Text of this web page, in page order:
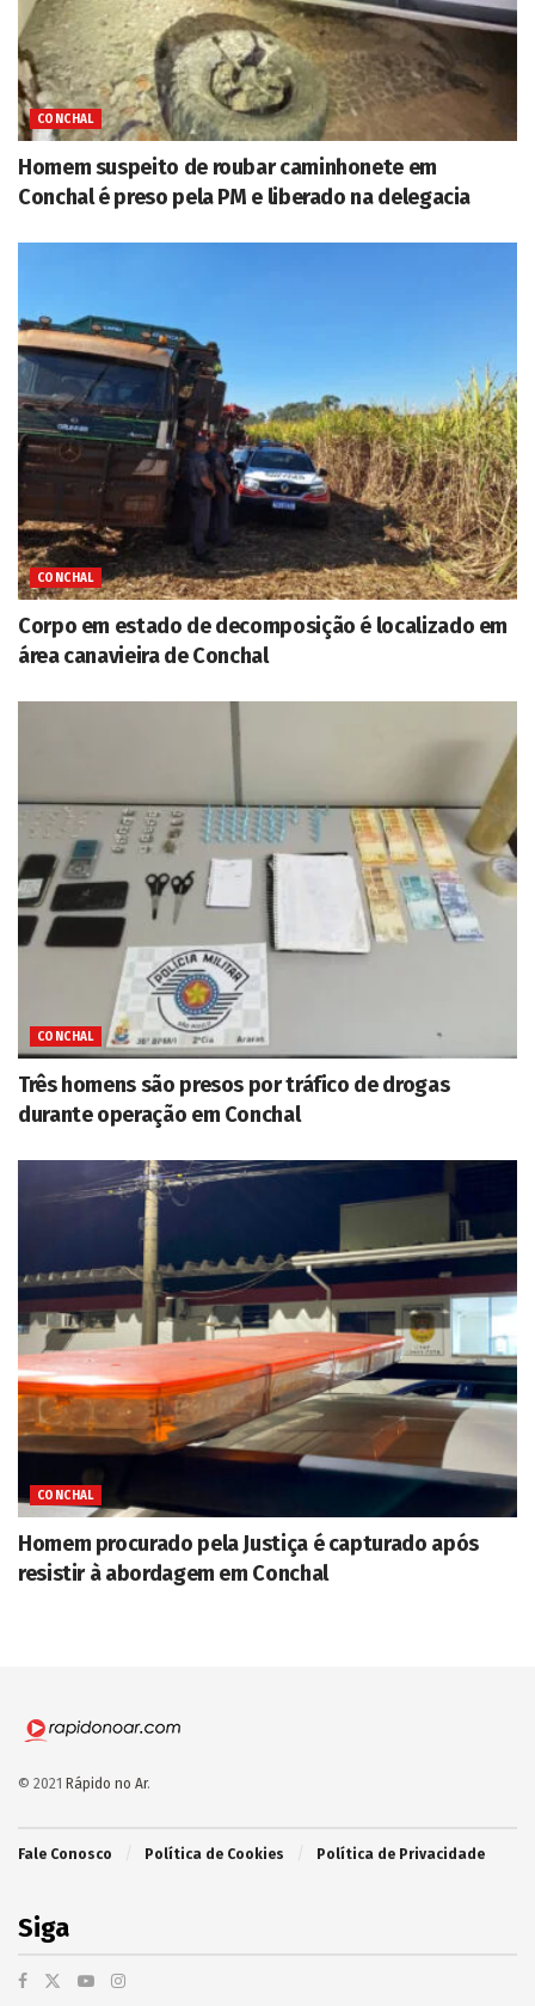
CONCHAL
Homem suspeito de roubar caminhonete em
Conchal é preso pela PM e liberado na delegacia
CONCHAL
Corpo em estado de decomposição é localizado em
área canavieira de Conchal
CONCHAL
Três homens são presos por tráfico de drogas
durante operação em Conchal
CONCHAL
Homem procurado pela Justiça é capturado após
resistir à abordagem em Conchal
© 2021 Rápido no Ar.
Fale Conosco Política de Cookies Política de Privacidade
Siga